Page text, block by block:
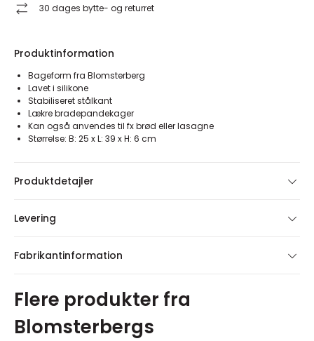
30 dages bytte- og returret
Produktinformation
Bageform fra Blomsterberg
Lavet i silikone
Stabiliseret stålkant
Lækre bradepandekager
Kan også anvendes til fx brød eller lasagne
Størrelse: B: 25 x L: 39 x H: 6 cm
Produktdetajler
Levering
Fabrikantinformation
Flere produkter fra
Blomsterbergs